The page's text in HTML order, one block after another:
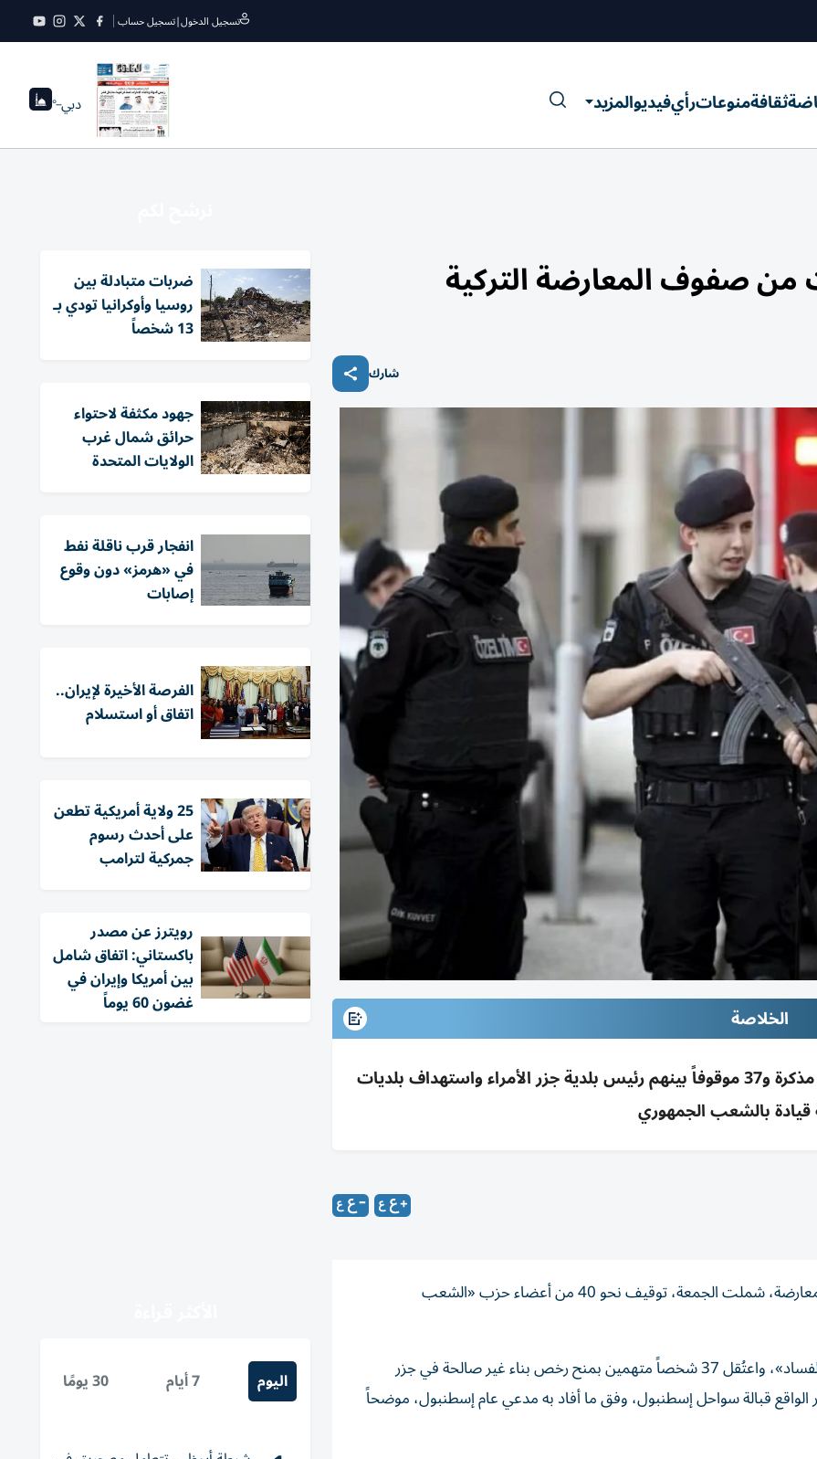
تسجيل الدخول|تسجيل حساب
ثقافةمنوعاترأيفيديوالمزيد دبي--°
من صفوف المعارضة التركية
شارك
الخلاصة
حملة اعتقالات بتهم فساد تطال معارضة تركيا: 47 مذكرة و37 موقوفاً بينهم رئيس بلدية جزر الأمراء واستهداف بلديات
قيادة بالشعب الجمهوري
واصلت الحكومة التركية تنفيذ حملة اعتقالات في صفوف المعارضة، شملت الجمعة، توقيف نحو 40 من أعضاء حزب «الشعب
وفي هذا الإطار، أُصدرت الجمعة 47 مذكرة توقيف بتهمة «الفساد»، واعتُقل 37 شخصاً متهمين بمنح رخص بناء غير صالحة في جزر
الواقع قبالة سواحل إسطنبول، وفق ما أفاد به مدعي عام إسطنبول، موضحاً
ضربات متبادلة بين
روسيا وأوكرانيا تودي بـ
13 شخصاً
جهود مكثفة لاحتواء
حرائق شمال غرب
الولايات المتحدة
انفجار قرب ناقلة نفط
في «هرمز» دون وقوع
إصابات
الفرصة الأخيرة لإيران..
اتفاق أو استسلام
25 ولاية أمريكية تطعن
على أحدث رسوم
جمركية لترامب
‏رويترز عن مصدر
باكستاني: اتفاق شامل
بين أمريكا وإيران في
غضون 60 يوماً
اليوم 7 أيام 30 يومًا